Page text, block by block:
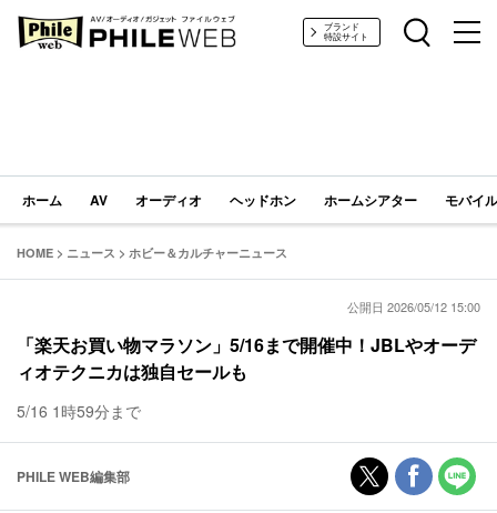
PHILE WEB｜AV/オーディオ/ガジェットブランド
特設サイト
ホーム AV オーディオ ヘッドホン ホームシアター モバイ
HOME > ニュース > ホビー＆カルチャーニュース
公開日 2026/05/12 15:00
「楽天お買い物マラソン」5/16まで開催中！JBLやオーデ
ィオテクニカは独自セールも
5/16 1時59分まで
PHILE WEB編集部